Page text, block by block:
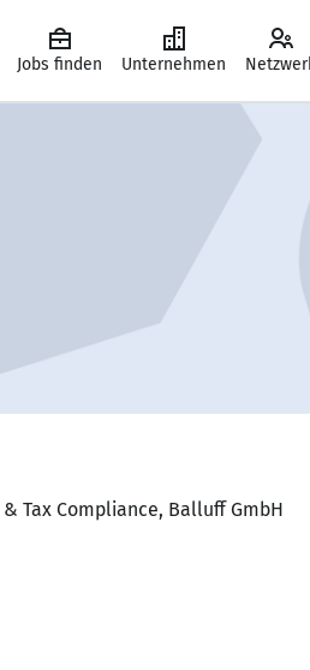
Jobs finden Unternehmen
Tax Compliance, Balluff GmbH